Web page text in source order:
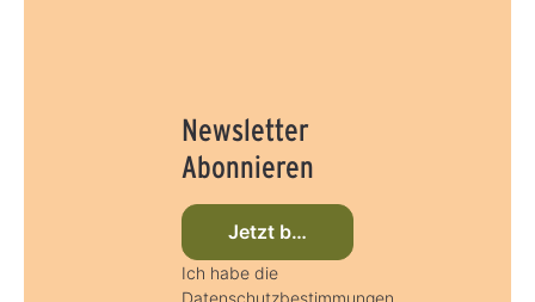
Newsletter
Abonnieren
Jetzt beim Newsletter anmelden
Ich habe die